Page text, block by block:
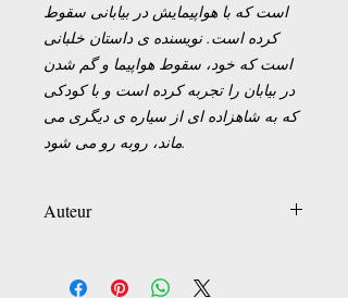
است که با هواپیمایش در بیابانی سقوط
کرده است. نویسنده ی داستان خلبانی
است که خود، سقوط هواپیما و گم شدن
در بیابان را تجربه کرده است و با کودکی
که به شاهزاده ای از سیاره ی دیگری می
ماند، روبه رو می شود.
Auteur